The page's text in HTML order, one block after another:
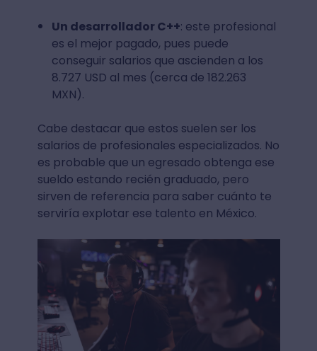
Un desarrollador C++: este profesional
es el mejor pagado, pues puede
conseguir salarios que ascienden a los
8.727 USD al mes (cerca de 182.263
MXN).
Cabe destacar que estos suelen ser los
salarios de profesionales especializados. No
es probable que un egresado obtenga ese
sueldo estando recién graduado, pero
sirven de referencia para saber cuánto te
serviría explotar ese talento en México.